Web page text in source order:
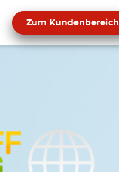
Zum Kundenbereich